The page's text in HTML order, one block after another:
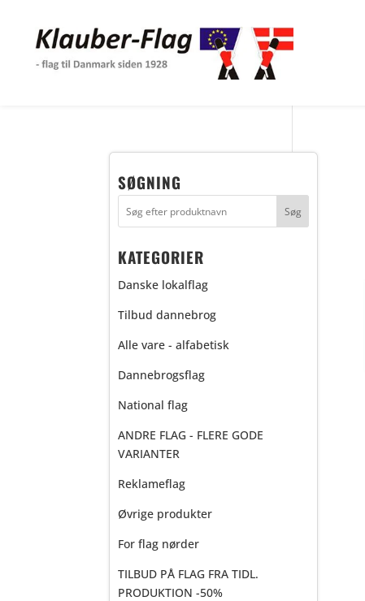
SØGNING
KATEGORIER
Danske lokalflag
Tilbud dannebrog
Alle vare - alfabetisk
Dannebrogsflag
National flag
ANDRE FLAG - FLERE GODE
VARIANTER
Reklameflag
Øvrige produkter
For flag nørder
TILBUD PÅ FLAG FRA TIDL.
PRODUKTION -50%